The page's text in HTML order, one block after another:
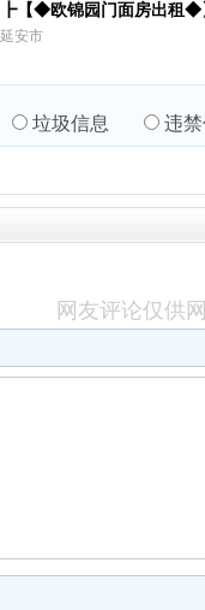
┣【◆欧锦园门面房出租◆
延安市
垃圾信息 违
网友评论仅供